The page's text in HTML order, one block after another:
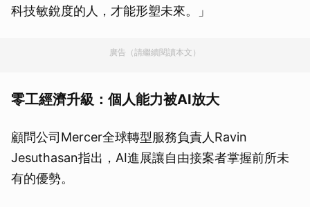
科技敏銳度的人，才能形塑未來。」
廣告（請繼續閱讀本文）
零工經濟升級：個人能力被AI放大
顧問公司Mercer全球轉型服務負責人Ravin
Jesuthasan指出，AI進展讓自由接案者掌握前所未
有的優勢。